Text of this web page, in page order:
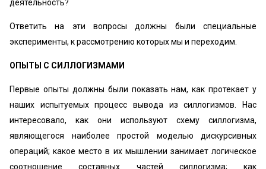
деятельность?
Ответить на эти вопросы должны были специальные
эксперименты, к рассмотрению которых мы и переходим.
ОПЫТЫ С СИЛЛОГИЗМАМИ
Первые опыты должны были показать нам, как протекает у
наших испытуемых процесс вывода из силлогизмов. Нас
интересовало, как они используют схему силлогизма,
являющегося наиболее простой моделью дискурсивных
операций; какое место в их мышлении занимает логическое
соотношение составных частей силлогизма; как